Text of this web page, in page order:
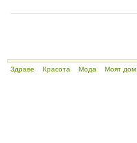
Здраве Красота Мода Моят дом